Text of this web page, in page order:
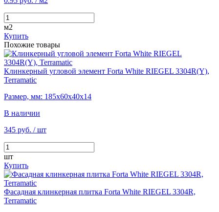
м2
Купить
Похожие товары
Клинкерный угловой элемент Forta White RIEGEL 3304R(Y),
Terramatic
Размер, мм: 185х60х40х14
В наличии
345 руб. / шт
шт
Купить
Фасадная клинкерная плитка Forta White RIEGEL 3304R,
Terramatic